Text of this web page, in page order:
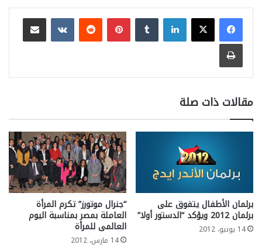
لينكدإن بينتيريست
مشاركة عبر البريد
طباعة
مقالات ذات صلة
برلمان الأطفال يتفوق على
برلمان 2012 ويؤكد “الدستور أولا”
14 يونيو، 2012
“جنرال موتورز” تكرم المرأة
العاملة بمصر بمناسبة اليوم
العالمى للمرأة
14 مارس، 2012